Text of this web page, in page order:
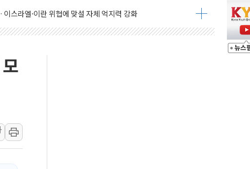
음 주"
럼프 제동
나" 촉각
반도체주 '활짝'
인상 기대 후퇴
레어·태양광주↑ VS 트레이드데스크·웬디스↓
명 끝까지 찾겠다"
춰